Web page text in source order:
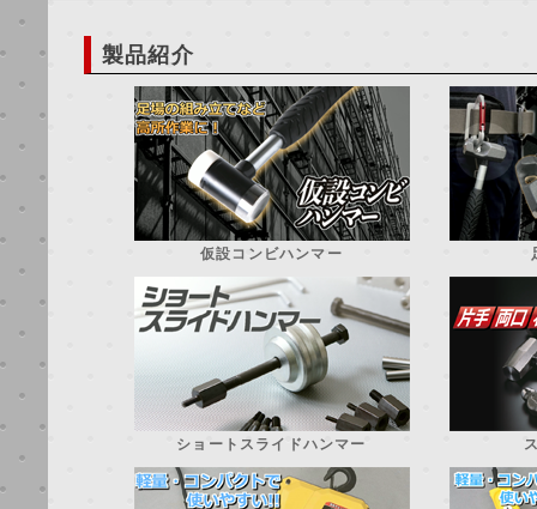
製品紹介
仮設コンビハンマー
ショートスライドハンマー